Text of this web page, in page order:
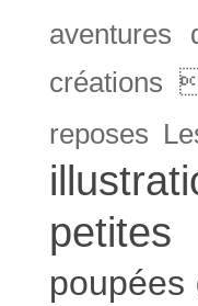
aventures
créations
reposes
petites
poupées